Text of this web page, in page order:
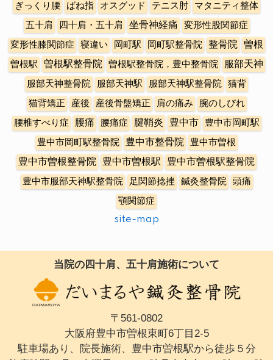
ぎっくり腰 ばね指 オスグッド テニス肘
マタニティ整体
五十肩
四十肩・五十肩 坐骨神経痛
変形性股関節症
変形性膝関節症
寝違い 岡町駅 岡町駅整骨院 整骨院 曽根
曽根駅 曽根駅整骨院 曽根駅整骨院，豊中整骨院
服部天神
服部天神整骨院
服部天神駅 服部天神駅整骨院 猫背
猫背矯正
産後 産後骨盤矯正 肩の痛み
腕のしびれ
腰椎すべり症
腰痛 腰痛症 腱鞘炎 豊中市
豊中市岡町駅
豊中市岡町駅整骨院
豊中市整骨院 豊中市曽根
豊中市曽根整骨院 豊中市曽根駅
豊中市曽根駅整骨院
豊中市服部天神駅整骨院
足関節捻挫 鍼灸整骨院
頭痛
顎関節症
site-map
当院の四十肩、五十肩施術について
〒561-0802
大阪府豊中市曽根東町6丁目2-5
駐車場あり、院長施術、豊中市曽根駅から徒歩５分